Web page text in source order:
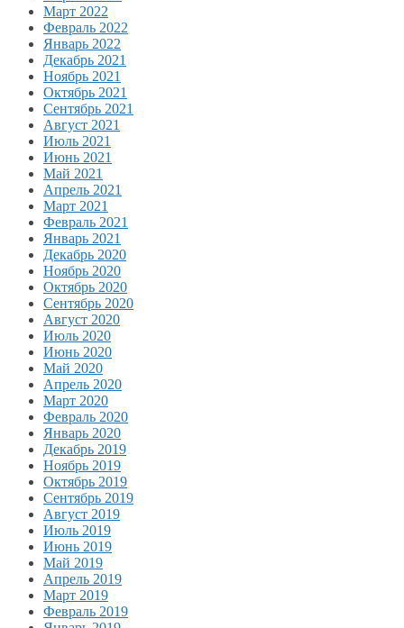
Март 2022
Февраль 2022
Январь 2022
Декабрь 2021
Ноябрь 2021
Октябрь 2021
Сентябрь 2021
Август 2021
Июль 2021
Июнь 2021
Май 2021
Апрель 2021
Март 2021
Февраль 2021
Январь 2021
Декабрь 2020
Ноябрь 2020
Октябрь 2020
Сентябрь 2020
Август 2020
Июль 2020
Июнь 2020
Май 2020
Апрель 2020
Март 2020
Февраль 2020
Январь 2020
Декабрь 2019
Ноябрь 2019
Октябрь 2019
Сентябрь 2019
Август 2019
Июль 2019
Июнь 2019
Май 2019
Апрель 2019
Март 2019
Февраль 2019